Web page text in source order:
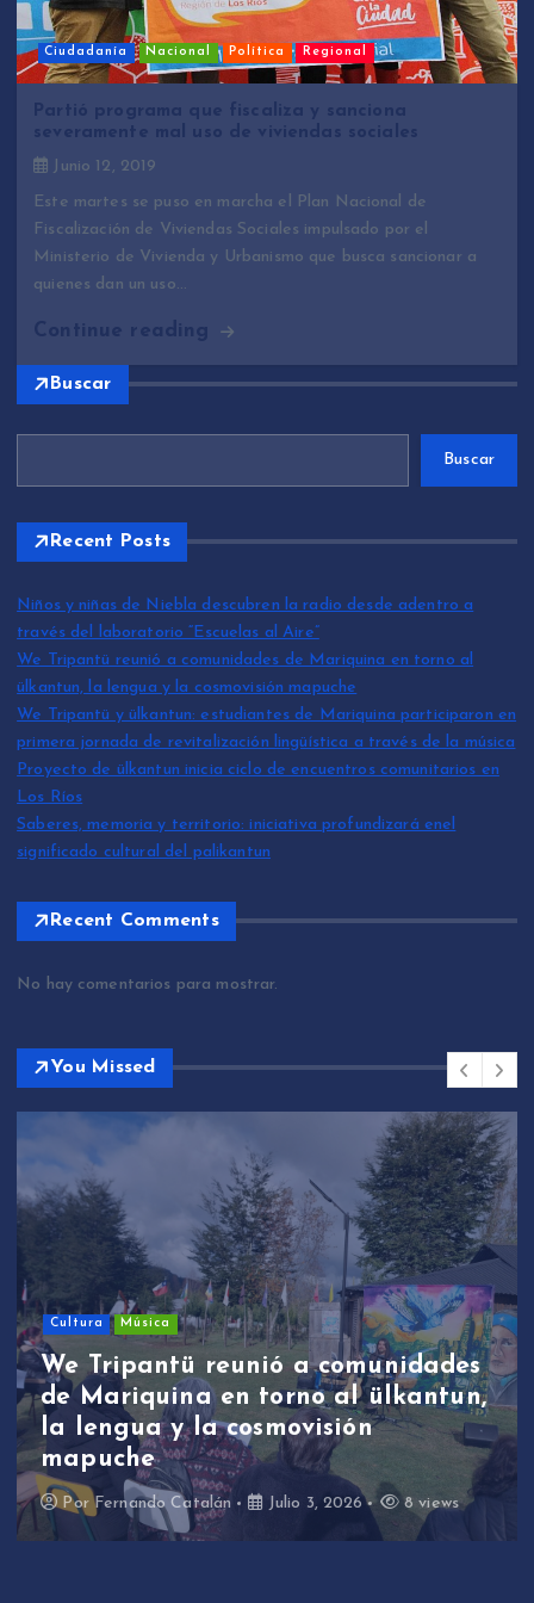
Ciudadanía Nacional Política Regional
Partió programa que fiscaliza y sanciona
severamente mal uso de viviendas sociales
Junio 12, 2019
Este martes se puso en marcha el Plan Nacional de
Fiscalización de Viviendas Sociales impulsado por el
Ministerio de Vivienda y Urbanismo que busca sancionar a
quienes dan un uso…
Continue reading
Buscar
Buscar
Recent Posts
Niños y niñas de Niebla descubren la radio desde adentro a
través del laboratorio “Escuelas al Aire”
We Tripantü reunió a comunidades de Mariquina en torno al
ülkantun, la lengua y la cosmovisión mapuche
We Tripantü y ülkantun: estudiantes de Mariquina participaron en
primera jornada de revitalización lingüística a través de la música
Proyecto de ülkantun inicia ciclo de encuentros comunitarios en
Los Ríos
Saberes, memoria y territorio: iniciativa profundizará enel
significado cultural del palikantun
Recent Comments
No hay comentarios para mostrar.
You Missed
Cultura Música
We Tripantü reunió a comunidades
de Mariquina en torno al ülkantun,
la lengua y la cosmovisión
mapuche
Por Fernando Catalán Julio 3, 2026 8 views